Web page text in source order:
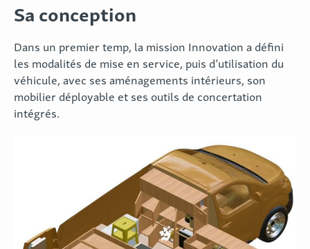
Sa conception
Dans un premier temp, la mission Innovation a défini
les modalités de mise en service, puis d’utilisation du
véhicule, avec ses aménagements intérieurs, son
mobilier déployable et ses outils de concertation
intégrés.